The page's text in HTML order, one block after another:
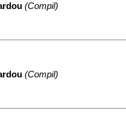
(Compil)
(Compil)